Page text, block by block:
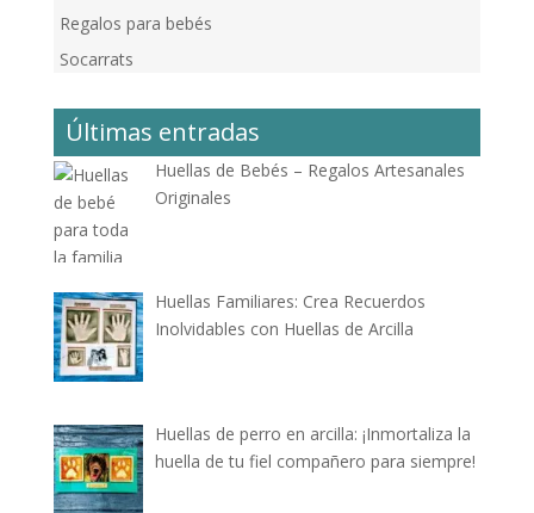
Regalos para bebés
Socarrats
Últimas entradas
Huellas de Bebés – Regalos Artesanales
Originales
Huellas Familiares: Crea Recuerdos
Inolvidables con Huellas de Arcilla
Huellas de perro en arcilla: ¡Inmortaliza la
huella de tu fiel compañero para siempre!